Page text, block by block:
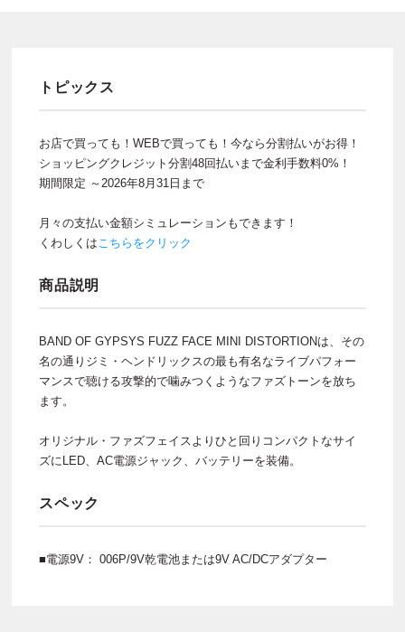
トピックス
お店で買っても！WEBで買っても！今なら分割払いがお得！
ショッピングクレジット分割48回払いまで金利手数料0%！
期間限定 ～2026年8月31日まで
月々の支払い金額シミュレーションもできます！
くわしくはこちらをクリック
商品説明
BAND OF GYPSYS FUZZ FACE MINI DISTORTIONは、その
名の通りジミ・ヘンドリックスの最も有名なライブパフォー
マンスで聴ける攻撃的で噛みつくようなファズトーンを放ち
ます。
オリジナル・ファズフェイスよりひと回りコンパクトなサイ
ズにLED、AC電源ジャック、バッテリーを装備。
スペック
■電源9V： 006P/9V乾電池または9V AC/DCアダプター